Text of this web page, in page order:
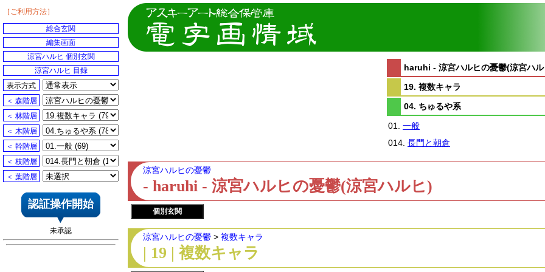
haruhi - 涼宮ハルヒの憂鬱(涼宮ハ
19. 複数キャラ
04. ちゅるや系
01. 一般
014. 長門と朝倉
涼宮ハルヒの憂鬱
- haruhi - 涼宮ハルヒの憂鬱(涼宮ハルヒ)
個別玄関
涼宮ハルヒの憂鬱 > 複数キャラ
| 19 | 複数キャラ
［ご利用方法］
総合玄関
編集画面
涼宮ハルヒ 個別玄関
涼宮ハルヒ 目録
表示方式
＜ 森階層
＜ 林階層
＜ 木階層
＜ 幹階層
＜ 枝階層
＜ 葉階層
認証操作開始
未承認